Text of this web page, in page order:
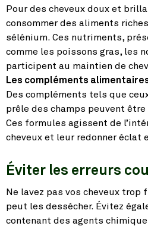
Pour des cheveux doux et
consommer des aliments
sélénium. Ces nutriments,
comme les poissons gras, les
participent au maintien de
Les compléments
Des compléments tels que
prêle des champs peuvent
Ces formules agissent de
cheveux et leur redonner éclat
Éviter les erreurs
Ne lavez pas vos cheveux trop
peut les dessécher. Évitez
contenant des agents